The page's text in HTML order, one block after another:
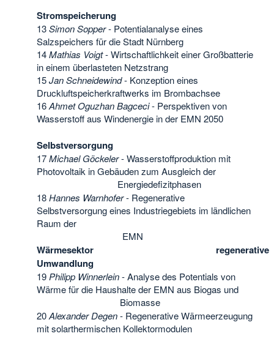
Stromspeicherung
13Simon Sopper- Potentialanalyse eines
Salzspeichers für die Stadt Nürnberg
14Mathias Voigt- Wirtschaftlichkeit einer Großbatterie
in einem überlasteten Netzstrang
15Jan Schneidewind- Konzeption eines
Druckluftspeicherkraftwerks im Brombachsee
16Ahmet Oguzhan Bagceci- Perspektiven von
Wasserstoff aus Windenergie in der EMN 2050
Selbstversorgung
17Michael Göckeler- Wasserstoffproduktion mit
Photovoltaik in Gebäuden zum Ausgleich der
Energiedefizitphasen
18Hannes Warnhofer- Regenerative
Selbstversorgung eines Industriegebiets im ländlichen
Raum der
EMN
Wärmesektor regenerative
Umwandlung
19 Philipp Winnerlein- Analyse des Potentials von
Wärme für die Haushalte der EMN aus Biogas und
Biomasse
20Alexander Degen- Regenerative Wärmeerzeugung
mit solarthermischen Kollektormodulen